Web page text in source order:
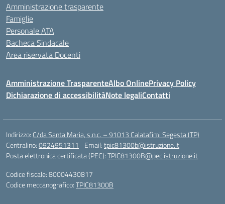
Amministrazione trasparente
Famiglie
Personale ATA
Bacheca Sindacale
Area riservata Docenti
Amministrazione TrasparenteAlbo OnlinePrivacy Policy
Dichiarazione di accessibilitàNote legaliContatti
Indirizzo: C/da Santa Maria, s.n.c. – 91013 Calatafimi Segesta (TP)
Centralino:0924951311 Email:tpic81300b@istruzione.it
Posta elettronica certificata (PEC):TPIC81300B@pec.istruzione.it
Codice fiscale: 80004430817
Codice meccanografico:TPIC81300B